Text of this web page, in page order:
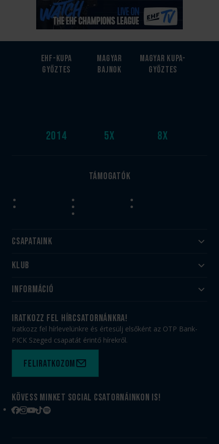
EHF-Kupa
győztes
2014
Magyar
bajnok
5x
Magyar kupa-
győztes
8x
Támogatók
Csapataink
Felnőtt
Utánpótlás
Klub
#HandballFamily
Munkatársaink
PICK Aréna
Sajtóakkreditáció
Információ
Jegy- és bérletvásárlás
Webshop
Adatvédelem
Felhasználási feltételek
Kapcsolat
iratkozz fel hírcsatornánkra!
Iratkozz fel hírlevelünkre és értesülj elsőként az OTP Bank-
PICK Szeged csapatát érintő hírekről.
Feliratkozom
Kövess minket social csatornáinkon is!
Facebook
Instagram
YouTube
TikTokSpotify